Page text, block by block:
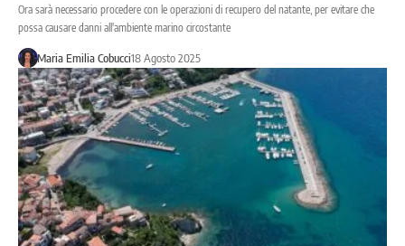
Ora sarà necessario procedere con le operazioni di recupero del natante, per evitare che
possa causare danni all'ambiente marino circostante
Maria Emilia Cobucci18 Agosto 2025